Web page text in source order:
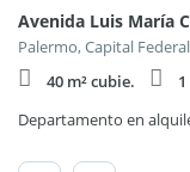
Avenida Luis María
Palermo, Capital Federal
40 m² cubie.
Departamento en